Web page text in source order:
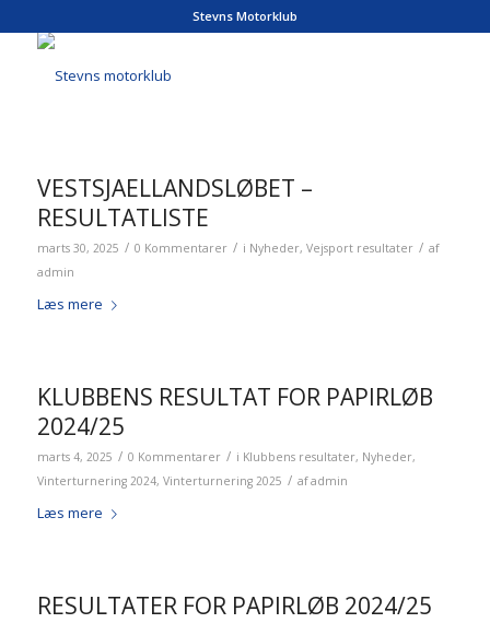
Stevns Motorklub
VESTSJAELLANDSLØBET –
RESULTATLISTE
marts 30, 2025 / 0 Kommentarer / i Nyheder, Vejsport resultater / af
admin
Læs mere
KLUBBENS RESULTAT FOR PAPIRLØB
2024/25
marts 4, 2025 / 0 Kommentarer / i Klubbens resultater, Nyheder,
Vinterturnering 2024, Vinterturnering 2025 / afadmin
Læs mere
RESULTATER FOR PAPIRLØB 2024/25